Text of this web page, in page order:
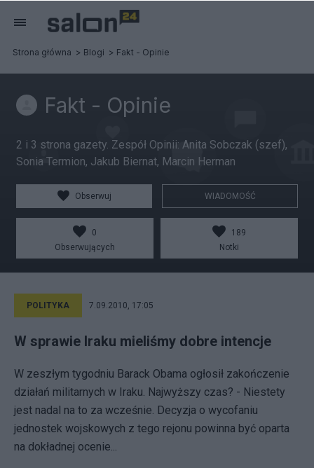
Strona główna Blogi Fakt - Opinie
Fakt - Opinie
2 i 3 strona gazety. Zespół Opinii: Anita Sobczak (szef),
Sonia Termion, Jakub Biernat, Marcin Herman
Obserwuj WIADOMOŚĆ
0
Obserwujących
189
Notki
POLITYKA 7.09.2010, 17:05
W sprawie Iraku mieliśmy dobre intencje
W zeszłym tygodniu Barack Obama ogłosił zakończenie
działań militarnych w Iraku. Najwyższy czas? - Niestety
jest nadal na to za wcześnie. Decyzja o wycofaniu
jednostek wojskowych z tego rejonu powinna być oparta
na dokładnej ocenie...